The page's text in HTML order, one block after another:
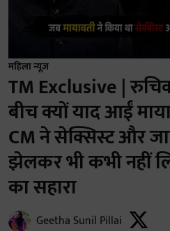
महिला न्यूज़
TM Exclusive |
बीच क्यों याद आईं
CM ने सेक्सिस्ट और
झेलकर भी कभी नहीं
का सहारा
Geetha Sunil Pillai